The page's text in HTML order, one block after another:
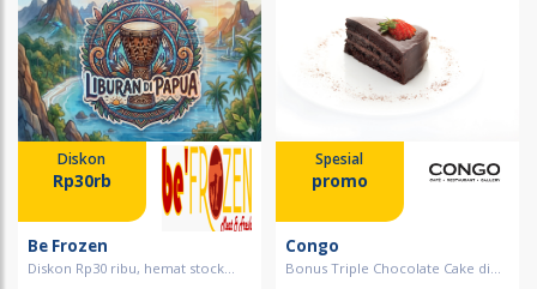
Diskon
Rp30rb
Be Frozen
Diskon Rp30 ribu, hemat stock...
Spesial
promo
Congo
Bonus Triple Chocolate Cake di...